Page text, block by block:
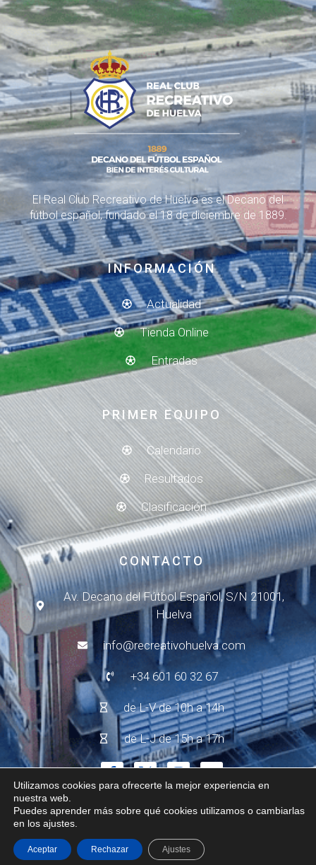
El Real Club Recreativo de Huelva es el Decano del
fútbol español, fundado el 18 de diciembre de 1889.
INFORMACIÓN
Actualidad
Tienda Online
Entradas
PRIMER EQUIPO
Calendario
Resultados
Clasificación
CONTACTO
Av. Decano del Fútbol Español, S/N 21001,
Huelva
info@recreativohuelva.com
+34 601 60 32 67
de L-V de 10h a 14h
de L-J de 15h a 17h
© 2024 - R.C. Recreativo de Huelva
Política de PrivacidadPolítica de Cookies
Utilizamos cookies para ofrecerte la mejor experiencia en
nuestra web.
Puedes aprender más sobre qué cookies utilizamos o cambiarlas
en los ajustes.
Aceptar Rechazar Ajustes